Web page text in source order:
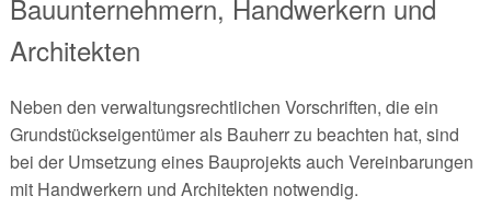
Bauunternehmern, Handwerkern und
Architekten
Neben den verwaltungsrechtlichen Vorschriften, die ein
Grundstückseigentümer als Bauherr zu beachten hat, sind
bei der Umsetzung eines Bauprojekts auch Vereinbarungen
mit Handwerkern und Architekten notwendig.